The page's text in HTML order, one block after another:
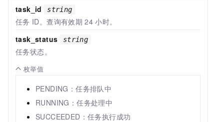
task_id string
任务 ID。查询有效期 24 小时。
task_status
string
任务状态。
枚举值
PENDING：任务排队中
RUNNING：任务处理中
SUCCEEDED：任务执行成功